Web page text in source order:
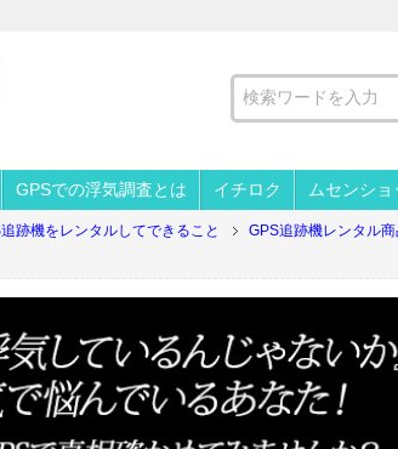
GPSでの浮気調査とは イチロク ムセンショ
跡機をレンタルしてできること GPS追跡機レンタル